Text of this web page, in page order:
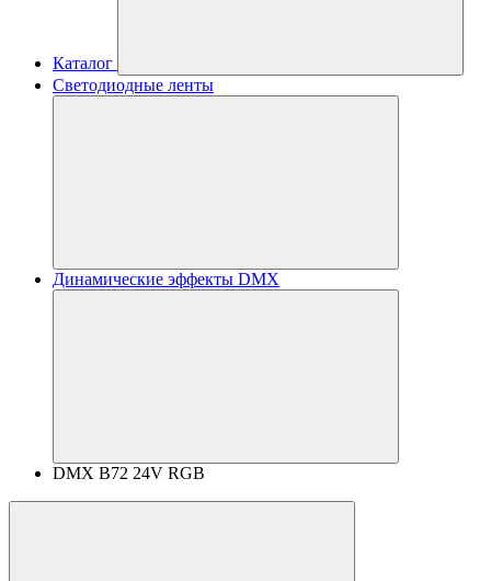
Каталог
Светодиодные ленты
Динамические эффекты DMX
DMX B72 24V RGB